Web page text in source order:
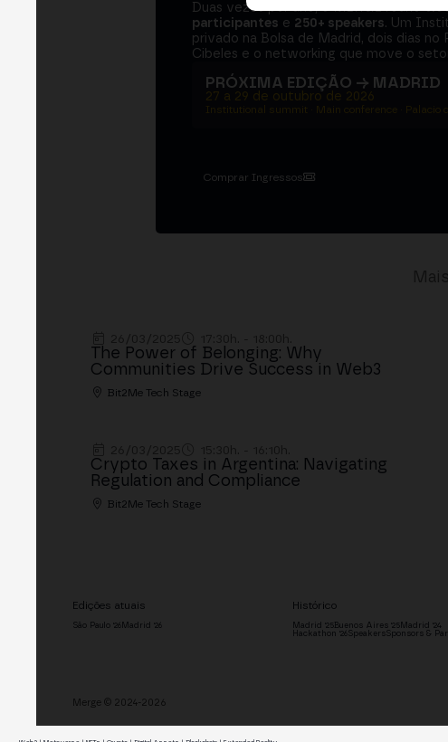
Duas vezes por ano, o MERGE reúne
participantes e 250+ speakers. Um
privado na Bolsa de Madrid, dois dias no
Cibeles e o networking que move o
PRÓXIMA EDIÇÃO → MADRID
27 a 29 de outubro de 2026
Institutional summit · Main conference · Palacio
Comprar Ingressos
The Power of Belonging: Why
Communities Drive Success in Web3
Bit2Me Tech Stage
Crypto Taxes in Argentina: Navigating
Regulation and Compliance
Bit2Me Tech Stage
Edições atuais
São Paulo '26 Madrid '26
Histórico
Madrid '25Buenos Aires '25Madrid '24
Hackathon '26 SpeakersSponsors &
Merge © 2024-2026